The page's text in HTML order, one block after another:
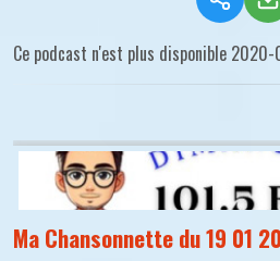
Ce podcast n'est plus disponible
Ma Chansonnette du 19 01